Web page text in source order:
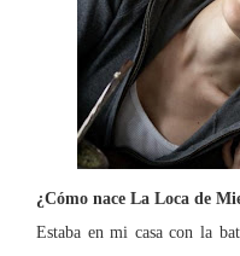
¿Cómo nace La Loca de
Estaba en mi casa con la